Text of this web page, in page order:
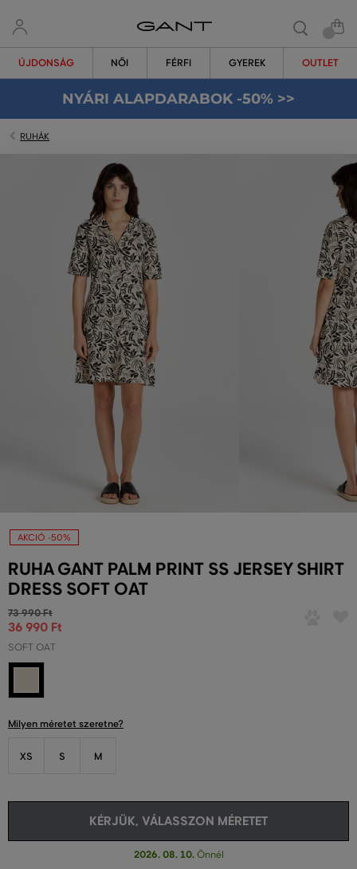
ÚJDONSÁG NŐI FÉRFI GYEREK OUTLET
NYÁRI ALAPDARABOK -50% >>
RUHÁK
AKCIÓ -50%
RUHA GANT PALM PRINT SS JERSEY SHIRT
DRESS SOFT OAT
73 990 Ft
36 990 Ft
SOFT OAT
Milyen méretet szeretne?
XS S M
KÉRJÜK, VÁLASSZON MÉRETET
2026. 08. 10.Önnél